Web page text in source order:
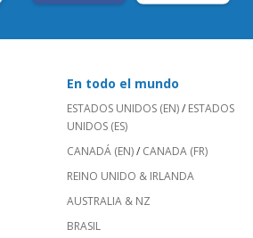
En todo el mundo
ESTADOS UNIDOS (EN)/ ESTADOS
UNIDOS (ES)
CANADÁ (EN)/ CANADA (FR)
REINO UNIDO & IRLANDA
AUSTRALIA & NZ
BRASIL